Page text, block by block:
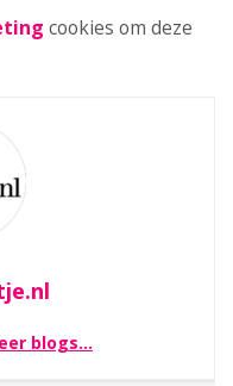
cookies om deze
blogs…